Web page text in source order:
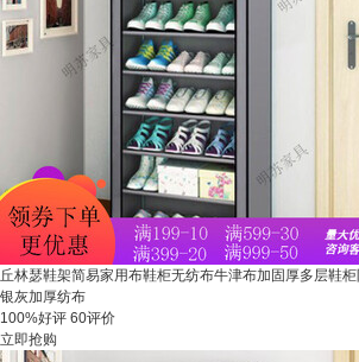
丘林瑟鞋架简易家用布鞋柜无纺布牛津布加固厚多层鞋
银灰加厚纺布
100%好评 60评价
立即抢购